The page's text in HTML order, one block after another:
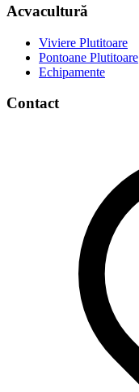
Acvacultură
Viviere Plutitoare
Pontoane Plutitoare
Echipamente
Contact